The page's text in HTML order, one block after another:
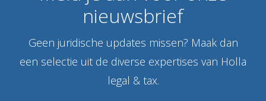
nieuwsbrief
Geen juridische updates missen? Maak dan
een selectie uit de diverse expertises van Holla
legal & tax.